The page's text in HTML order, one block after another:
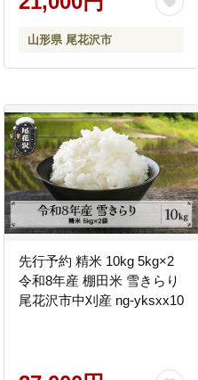
山形県 尾花沢市
先行予約 精米 10kg 5kg×2
令和8年産 棚田米 雪きらり
尾花沢市中刈産 ng-yksxx10